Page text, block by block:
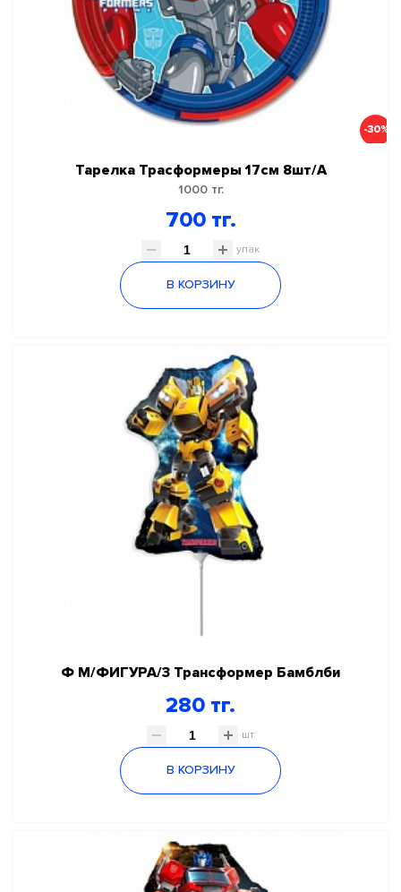
-30%
Тарелка Трасформеры 17см 8шт/А
1000 тг.
700 тг.
упак
В КОРЗИНУ
Ф М/ФИГУРА/3 Трансформер Бамблби
280 тг.
шт
В КОРЗИНУ